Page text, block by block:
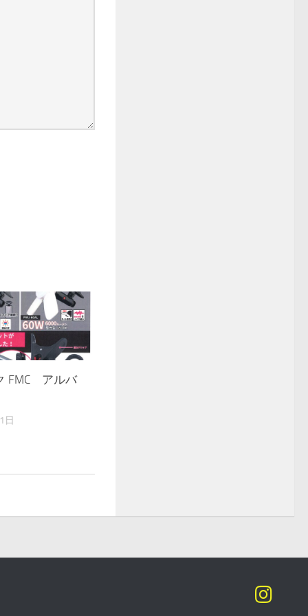
FMC アルバ
日